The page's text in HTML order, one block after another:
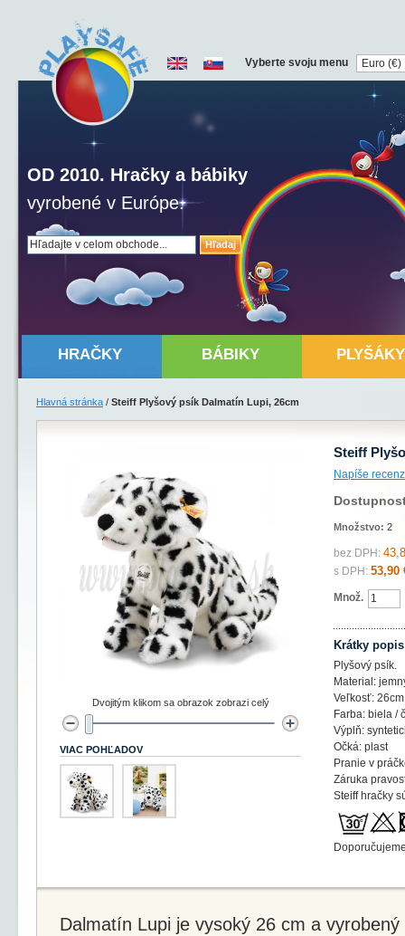
Hľadaj
OD 2010. Hračky a bábiky
vyrobené v Európe.
Vyberte svoju menu
HRAČKY BÁBIKY PLYŠÁKY
Hlavná stránka / Steiff Plyšový psík Dalmatín Lupi, 26cm
Steiff
Napíše
Množstvo: 2
bez DPH:
s DPH: 53,90
Množ.
Krátky popis
Plyšový psík.
Material:
Veľkosť: 26cm
Farba: biela /
Výplň:
Očká: plast
Pranie v
Záruka
Steiff hračky
Dvojitým klikom sa obrazok zobrazi celý
VIAC POHĽADOV
Dalmatín Lupi je vysoký 26 cm a